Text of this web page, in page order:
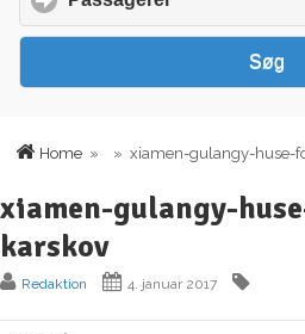
Home » » xiamen-gulangy-huse-
xiamen-gulangy-
karskov
Redaktion 4. januar 2017